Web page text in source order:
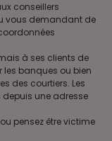
conseillers
vous demandant de
à ses clients de
les banques ou bien
des courtiers. Les
depuis une adresse
pensez être victime